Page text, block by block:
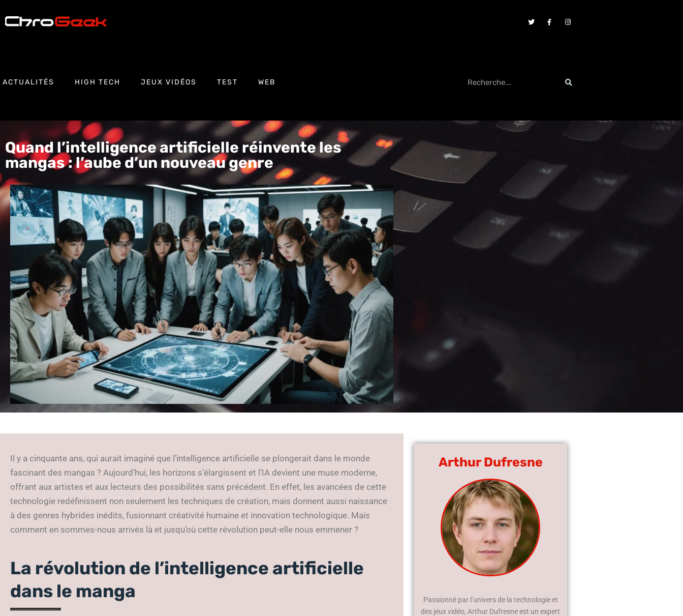
ACTUALITÉS HIGH TECH JEUX VIDÉOS TEST WEB
Quand l’intelligence artificielle réinvente les
mangas : l’aube d’un nouveau genre
Il y a cinquante ans, qui aurait imaginé que l’intelligence artificielle se plongerait dans le monde
fascinant des mangas ? Aujourd’hui, les horizons s’élargissent et l’IA devient une muse moderne,
offrant aux artistes et aux lecteurs des possibilités sans précédent. En effet, les avancées de cette
technologie redéfinissent non seulement les techniques de création, mais donnent aussi naissance
à des genres hybrides inédits, fusionnant créativité humaine et innovation technologique. Mais
comment en sommes-nous arrivés là et jusqu’où cette révolution peut-elle nous emmener ?
La révolution de l’intelligence artificielle
dans le manga
Arthur Dufresne
Passionné par l’univers de la technologie et
des jeux vidéo, Arthur Dufresne est un expert